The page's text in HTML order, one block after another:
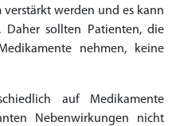
werden und es kann
Daher sollten Patienten, die
nehmen, keine
auf Medikamente
Nebenwirkungen nicht